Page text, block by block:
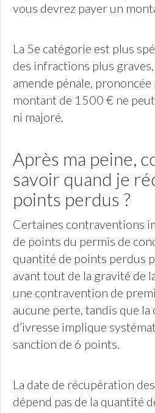
vous devrez payer un
La 5e catégorie est plus
des infractions plus
amende pénale, prononcée
montant de 1500 € ne
ni majoré.
Après ma peine,
savoir quand je
points perdus ?
Certaines contraventions
de points du permis de
quantité de points perdus
avant tout de la gravité de
une contravention de
aucune perte, tandis que
d’ivresse implique
sanction de 6 points.
La date de récupération
dépend pas de la quantité